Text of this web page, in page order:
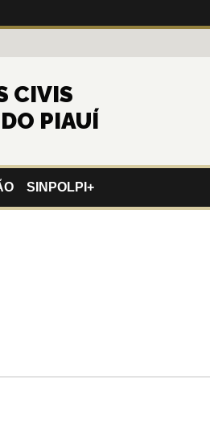
CIVIS
PIAUÍ
SINPOLPI+